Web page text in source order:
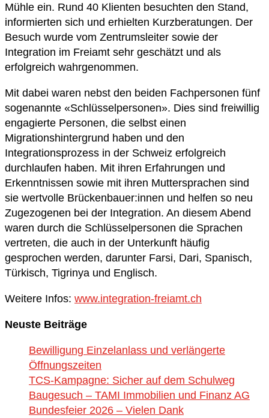
Mühle ein. Rund 40 Klienten besuchten den Stand,
informierten sich und erhielten Kurzberatungen. Der
Besuch wurde vom Zentrumsleiter sowie der
Integration im Freiamt sehr geschätzt und als
erfolgreich wahrgenommen.
Mit dabei waren nebst den beiden Fachpersonen fünf
sogenannte «Schlüsselpersonen». Dies sind freiwillig
engagierte Personen, die selbst einen
Migrationshintergrund haben und den
Integrationsprozess in der Schweiz erfolgreich
durchlaufen haben. Mit ihren Erfahrungen und
Erkenntnissen sowie mit ihren Muttersprachen sind
sie wertvolle Brückenbauer:innen und helfen so neu
Zugezogenen bei der Integration. An diesem Abend
waren durch die Schlüsselpersonen die Sprachen
vertreten, die auch in der Unterkunft häufig
gesprochen werden, darunter Farsi, Dari, Spanisch,
Türkisch, Tigrinya und Englisch.
Weitere Infos: www.integration-freiamt.ch
Neuste Beiträge
Bewilligung Einzelanlass und verlängerte
Öffnungszeiten
TCS-Kampagne: Sicher auf dem Schulweg
Baugesuch – TAMI Immobilien und Finanz AG
Bundesfeier 2026 – Vielen Dank